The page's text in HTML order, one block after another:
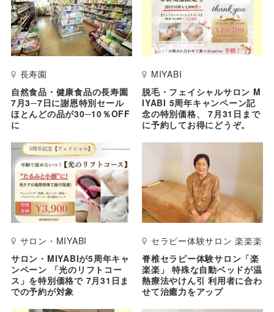
長寿園
自然食品・健康食品の長寿園
7月3─7日に謝恩特別セール
ほとんどの品が30─10％OFF
に
MIYABI
脱毛・フェイシャルサロン M
IYABI 5周年キャンペーン記
念の特別価格、 7月31日まで
に予約してお得にどうぞ。
サロン・MIYABI
サロン・MIYABIが5周年キャ
ンペーン 「光のリフトコー
ス」を特別価格で 7月31日ま
での予約が対象
セラピー体験サロン 楽楽楽
脊椎セラピー体験サロン「楽
楽楽」 特殊な自動ベッドが温
熱療法やけん引 利用者に合わ
せて治癒力をアップ